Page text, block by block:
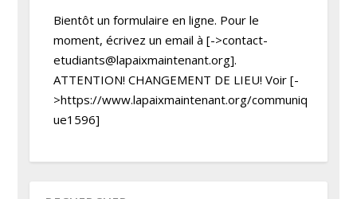
Bientôt un formulaire en ligne. Pour le
moment, écrivez un email à [->contact-
etudiants@lapaixmaintenant.org].
ATTENTION! CHANGEMENT DE LIEU! Voir [-
>https://www.lapaixmaintenant.org/communiq
ue1596]